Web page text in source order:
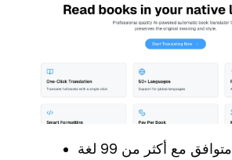
متوافق مع أكثر من 99 لغة